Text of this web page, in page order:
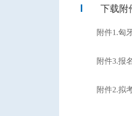
下载附
附件1.匈
附件3.报
附件2.拟